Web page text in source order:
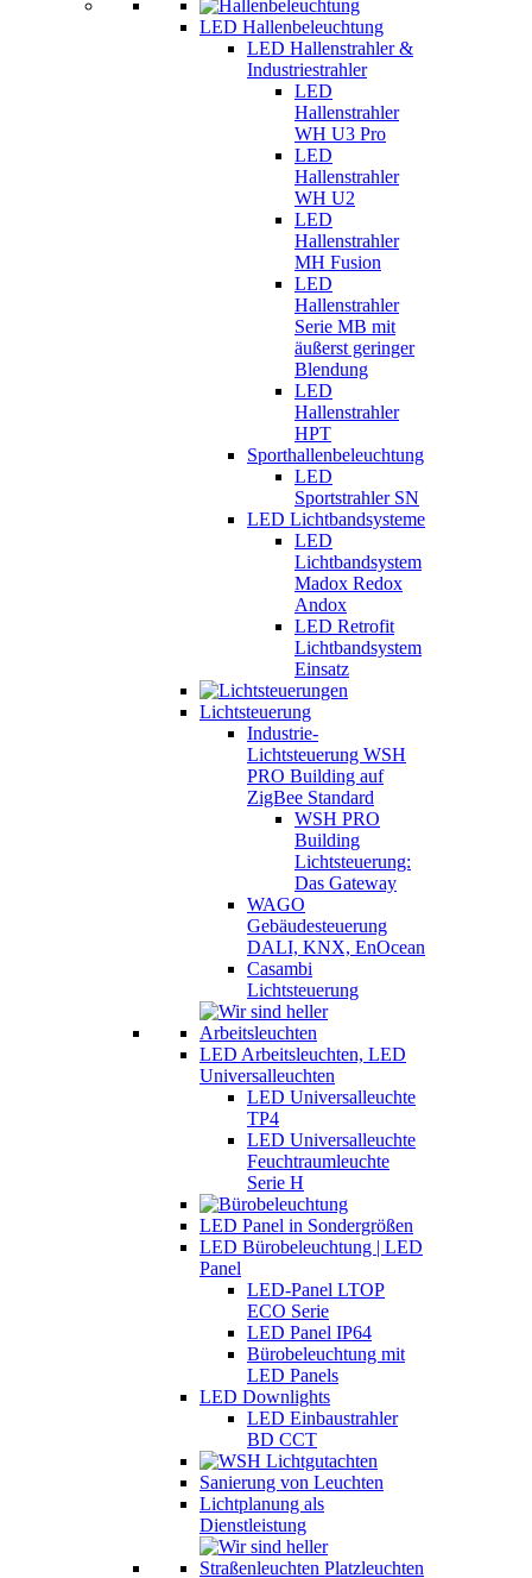
LED Hallenbeleuchtung
LED Hallenstrahler &
Industriestrahler
LED
Hallenstrahler
WH U3 Pro
LED
Hallenstrahler
WH U2
LED
Hallenstrahler
MH Fusion
LED
Hallenstrahler
Serie MB mit
äußerst geringer
Blendung
LED
Hallenstrahler
HPT
Sporthallenbeleuchtung
LED
Sportstrahler SN
LED Lichtbandsysteme
LED
Lichtbandsystem
Madox Redox
Andox
LED Retrofit
Lichtbandsystem
Einsatz
Lichtsteuerung
Industrie-
Lichtsteuerung WSH
PRO Building auf
ZigBee Standard
WSH PRO
Building
Lichtsteuerung:
Das Gateway
WAGO
Gebäudesteuerung
DALI, KNX, EnOcean
Casambi
Lichtsteuerung
LED Arbeitsleuchten, LED
Universalleuchten
LED Universalleuchte
TP4
LED Universalleuchte
Feuchtraumleuchte
Serie H
LED Panel in Sondergrößen
LED Bürobeleuchtung | LED
Panel
LED-Panel LTOP
ECO Serie
LED Panel IP64
Bürobeleuchtung mit
LED Panels
LED Downlights
LED Einbaustrahler
BD CCT
Sanierung von Leuchten
Lichtplanung als
Dienstleistung